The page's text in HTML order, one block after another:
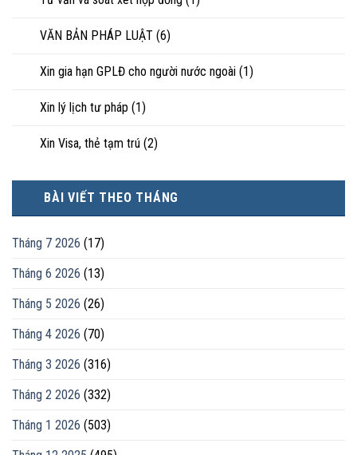
VĂN BẢN PHÁP LUẬT (6)
Xin gia hạn GPLĐ cho người nước ngoài (1)
Xin lý lịch tư pháp (1)
Xin Visa, thẻ tạm trú (2)
BÀI VIẾT THEO THÁNG
Tháng 7 2026 (17)
Tháng 6 2026 (13)
Tháng 5 2026 (26)
Tháng 4 2026 (70)
Tháng 3 2026 (316)
Tháng 2 2026 (332)
Tháng 1 2026 (503)